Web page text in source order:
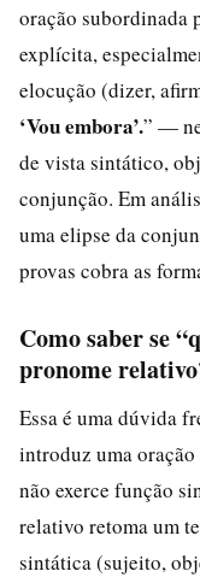
oração subordinada
explícita,
elocução (dizer,
‘Vou embora’.” —
de vista sintático,
conjunção. Em
uma elipse da
provas cobra as
Como saber se
pronome
Essa é uma dúvida
introduz uma
não exerce função
relativo retoma um
sintática (sujeito,